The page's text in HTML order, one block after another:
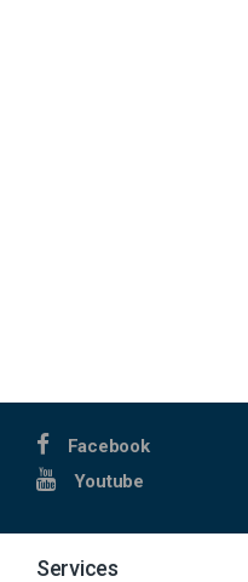
Facebook
Youtube
Services